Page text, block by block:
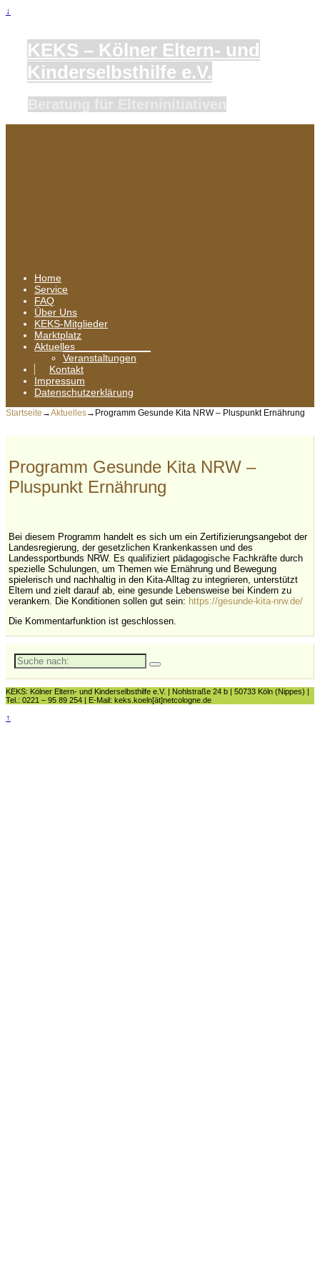
↓
KEKS – Kölner Eltern- und
Kinderselbsthilfe e.V.
Home
Service
FAQ
Über Uns
KEKS-Mitglieder
Marktplatz
Aktuelles
Veranstaltungen
Kontakt
Impressum
Datenschutzerklärung
Startseite →Aktuelles→ Programm Gesunde Kita NRW – Pluspunkt Ernährung
Programm Gesunde Kita NRW –
Pluspunkt Ernährung
Bei diesem Programm handelt es sich um ein Zertifizierungsangebot der
Landesregierung, der gesetzlichen Krankenkassen und des
Landessportbunds NRW. Es qualifiziert pädagogische Fachkräfte durch
spezielle Schulungen, um Themen wie Ernährung und Bewegung
spielerisch und nachhaltig in den Kita-Alltag zu integrieren, unterstützt
Eltern und zielt darauf ab, eine gesunde Lebensweise bei Kindern zu
verankern. Die Konditionen sollen gut sein: https://gesunde-kita-nrw.de/
Die Kommentarfunktion ist geschlossen.
Suche
nach:
KEKS: Kölner Eltern- und Kinderselbsthilfe e.V. | Nohlstraße 24 b | 50733 Köln (Nippes) |
Tel.: 0221 – 95 89 254 | E-Mail: keks.koeln[ät]netcologne.de
↑